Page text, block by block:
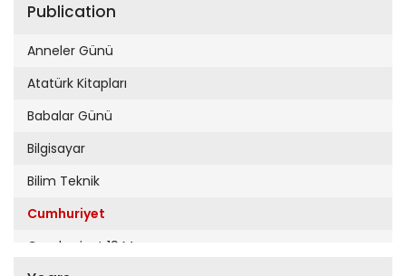
Publication
Anneler Günü
Atatürk Kitapları
Babalar Günü
Bilgisayar
Bilim Teknik
Cumhuriyet
Cumhuriyet 19 Mayıs